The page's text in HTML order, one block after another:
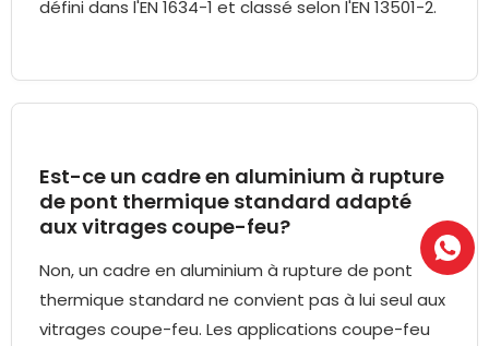
défini dans l'EN 1634-1 et classé selon l'EN 13501-2.
Est-ce un cadre en aluminium à rupture
de pont thermique standard adapté
aux vitrages coupe-feu?
Non, un cadre en aluminium à rupture de pont
thermique standard ne convient pas à lui seul aux
vitrages coupe-feu. Les applications coupe-feu